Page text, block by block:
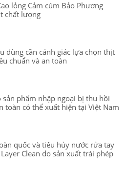
lỏng Cảm cúm Bảo Phương
chất lượng
dùng cần cảnh giác lựa chọn thịt
chuẩn và an toàn
sản phẩm nhập ngoại bị thu hồi
toàn có thể xuất hiện tại Việt Nam
quốc và tiêu hủy nước rửa tay
Clean do sản xuất trái phép